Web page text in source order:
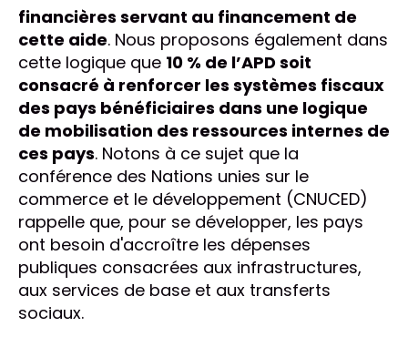
financières servant au financement de
cette aide. Nous proposons également dans
cette logique que 10 % de l’APD soit
consacré à renforcer les systèmes fiscaux
des pays bénéficiaires dans une logique
de mobilisation des ressources internes de
ces pays. Notons à ce sujet que la
conférence des Nations unies sur le
commerce et le développement (CNUCED)
rappelle que, pour se développer, les pays
ont besoin d'accroître les dépenses
publiques consacrées aux infrastructures,
aux services de base et aux transferts
sociaux.